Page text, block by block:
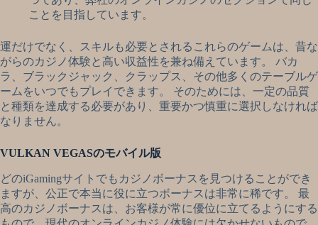
ことを目指しています。
運だけでなく、スキルも必要とされるこれらのゲームは、昔な
がらのカジノ体験と高い収益性を兼ね備えています。 バカ
ラ、ブラックジャック、クラップス、その他多くのテーブルゲ
ームをいつでもプレイできます。 そのためには、一定の品質
と種類を達成する必要があり、重要かつ慎重に選択しなければ
なりません。
VULKAN VEGASのモバイル版
どのiGamingサイトでもカジノボーナスを見つけることができ
ますが、公正で本当に役に立つボーナスは非常に稀です。 最
高のカジノボーナスは、お客様が常に優位に立てるようにする